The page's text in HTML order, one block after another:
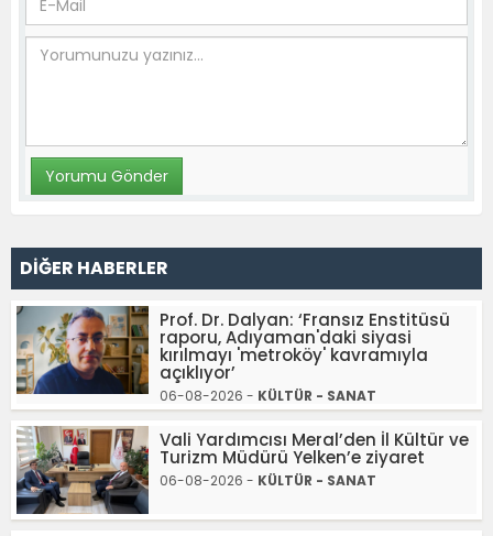
DİĞER HABERLER
Prof. Dr. Dalyan: ‘Fransız Enstitüsü
raporu, Adıyaman'daki siyasi
kırılmayı 'metroköy' kavramıyla
açıklıyor’
06-08-2026 - KÜLTÜR - SANAT
Vali Yardımcısı Meral’den İl Kültür ve
Turizm Müdürü Yelken’e ziyaret
06-08-2026 - KÜLTÜR - SANAT